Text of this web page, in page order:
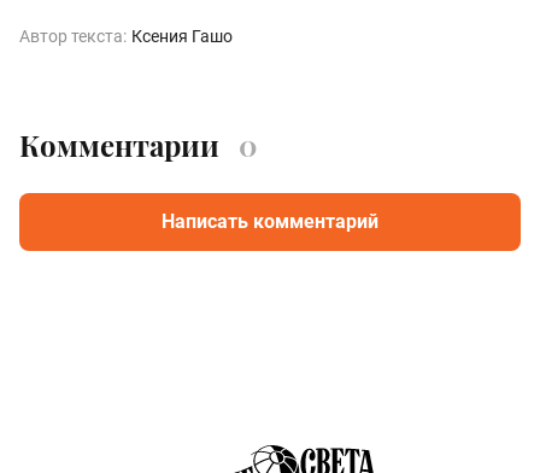
Автор текста: Ксения Гашо
Комментарии 0
Написать комментарий